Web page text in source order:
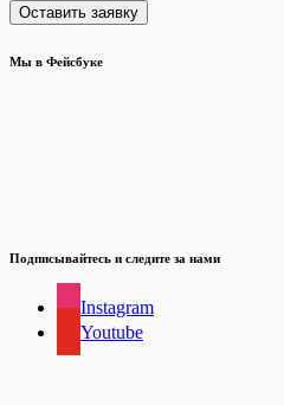
Мы в Фейсбуке
Подписывайтесь и следите за нами
Instagram
Youtube